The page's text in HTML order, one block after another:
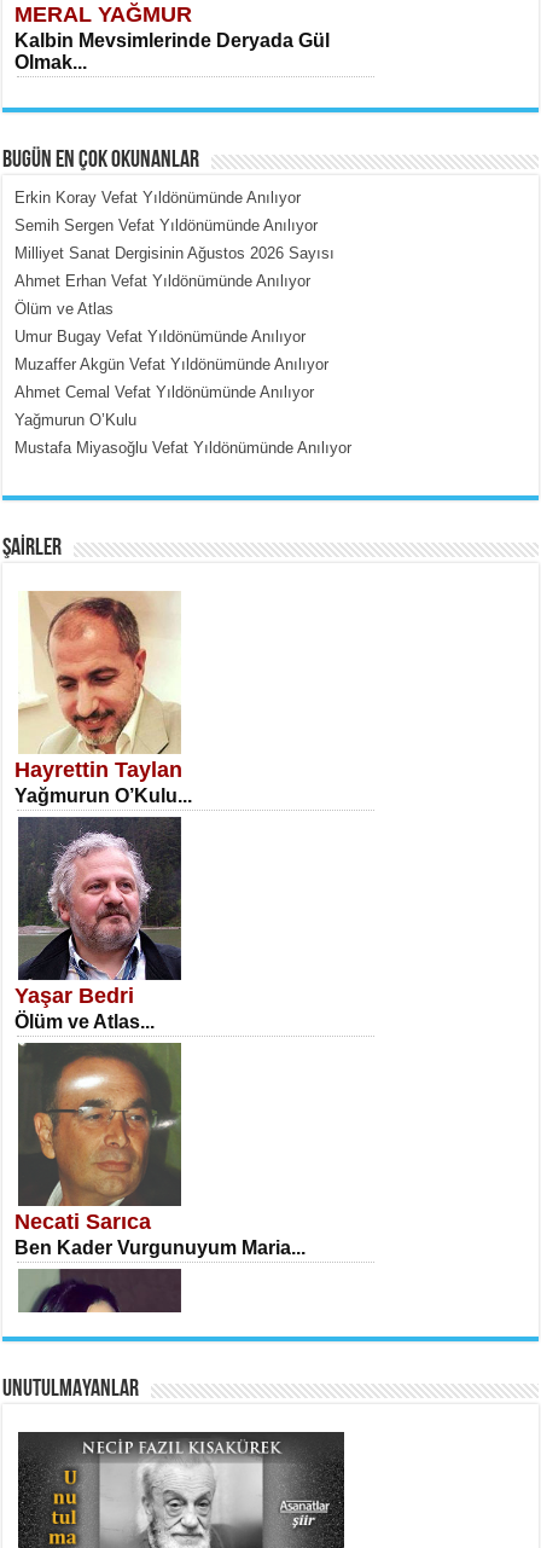
MERAL YAĞMUR
Kalbin Mevsimlerinde Deryada Gül
Olmak...
MEHMET ÇOBAN
İçerdeki Put Dışardaki Maskeler...
SATILMIŞ ÜMİT ÇETİNKAYA
Erkenlik...
NECLA DİLEK ARSLAN
Öğretmenler Günü Mahkemesi...
İSA KARATEPE
Ekranlar Arasında Kaybolan İnsan...
AHMET URFALI
Tahlil Denemesi...
BUGÜN EN ÇOK OKUNANLAR
Erkin Koray Vefat Yıldönümünde Anılıyor
Semih Sergen Vefat Yıldönümünde Anılıyor
Milliyet Sanat Dergisinin Ağustos 2026 Sayısı
Ahmet Erhan Vefat Yıldönümünde Anılıyor
Ölüm ve Atlas
Umur Bugay Vefat Yıldönümünde Anılıyor
Muzaffer Akgün Vefat Yıldönümünde Anılıyor
Ahmet Cemal Vefat Yıldönümünde Anılıyor
Yağmurun O’Kulu
Mustafa Miyasoğlu Vefat Yıldönümünde Anılıyor
ŞAİRLER
Hayrettin Taylan
Yağmurun O’Kulu...
Yaşar Bedri
Ölüm ve Atlas...
Necati Sarıca
Ben Kader Vurgunuyum Maria...
Sibel Orhan
İki Kırık Boşluk...
UNUTULMAYANLAR